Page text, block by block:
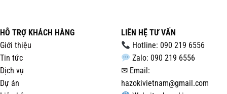
HỖ TRỢ KHÁCH HÀNG
Giới thiệu
Tin tức
Dịch vụ
Dự án
LIÊN HỆ TƯ VẤN
Hotline: 090 219 6556
Zalo: 090 219 6556
✉ Email:
hazokivietnam@gmail.com